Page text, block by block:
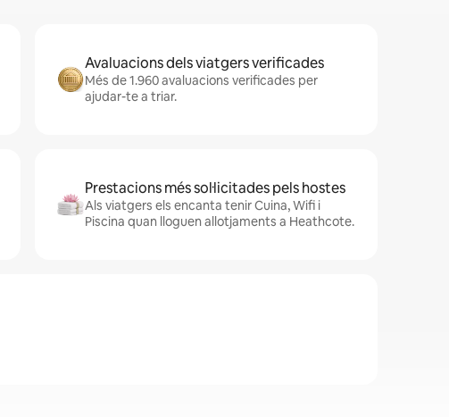
Avaluacions dels viatgers verificades
Més de 1.960 avaluacions verificades per
ajudar-te a triar.
Prestacions més sol·licitades pels hostes
Als viatgers els encanta tenir Cuina, Wifi i
Piscina quan lloguen allotjaments a Heathcote.